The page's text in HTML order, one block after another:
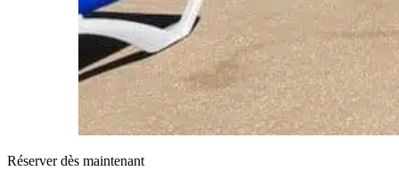
Réserver dès maintenant